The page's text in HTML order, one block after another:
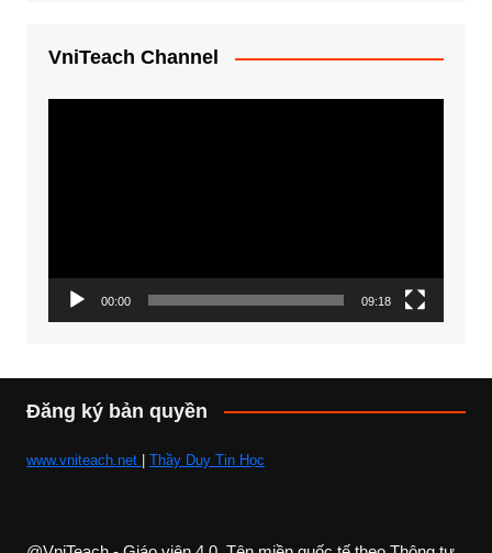
VniTeach Channel
00:00 09:18
Đăng ký bản quyền
www.vniteach.net | Thầy Duy Tin Học